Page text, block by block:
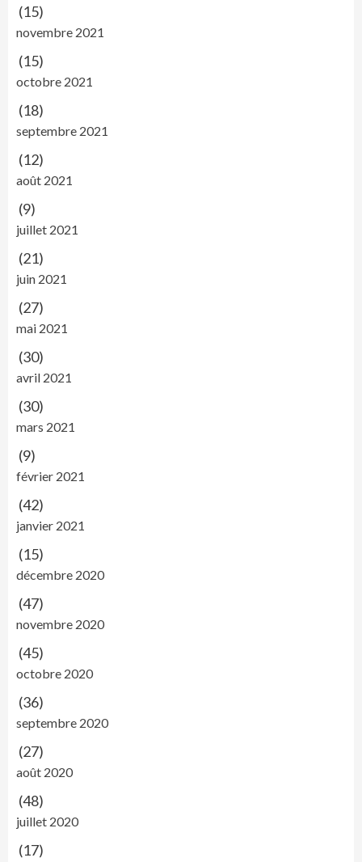
(15)
novembre 2021
(15)
octobre 2021
(18)
septembre 2021
(12)
août 2021
(9)
juillet 2021
(21)
juin 2021
(27)
mai 2021
(30)
avril 2021
(30)
mars 2021
(9)
février 2021
(42)
janvier 2021
(15)
décembre 2020
(47)
novembre 2020
(45)
octobre 2020
(36)
septembre 2020
(27)
août 2020
(48)
juillet 2020
(17)